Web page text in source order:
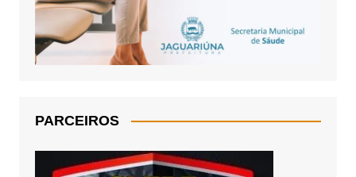
PARCEIROS